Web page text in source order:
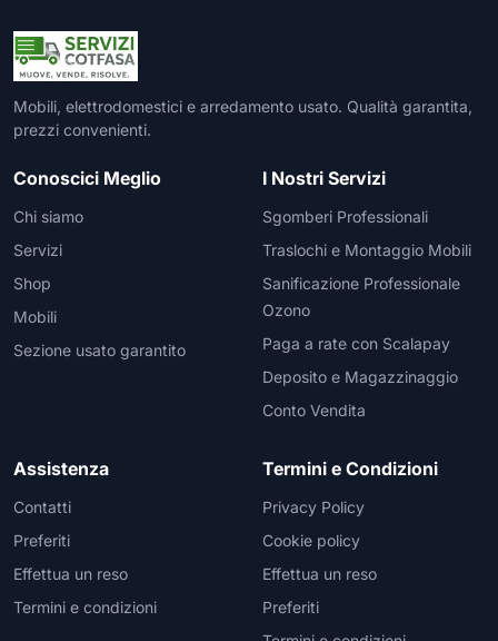
Mobili, elettrodomestici e arredamento usato. Qualità garantita,
prezzi convenienti.
Conoscici Meglio
Chi siamo
Servizi
Shop
Mobili
Sezione usato garantito
I Nostri Servizi
Sgomberi Professionali
Traslochi e Montaggio Mobili
Sanificazione Professionale
Ozono
Paga a rate con Scalapay
Deposito e Magazzinaggio
Conto Vendita
Assistenza
Contatti
Preferiti
Effettua un reso
Termini e condizioni
Termini e Condizioni
Privacy Policy
Cookie policy
Effettua un reso
Preferiti